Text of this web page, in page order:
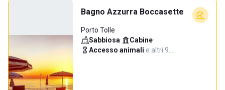
Bagno Azzurra Boccasette
Porto Tolle
Sabbiosa· Cabine·
Accesso animali·e altri 9…